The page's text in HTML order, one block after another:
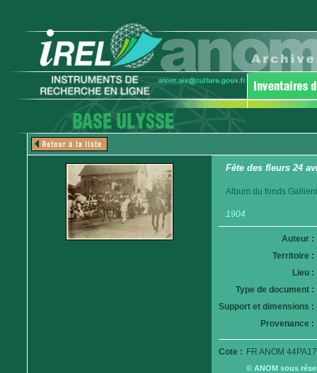
Fête des fleurs 24
Album du fonds
1904
Auteur :
Territoire :
Lieu :
Type de document :
Support et dimensions :
Provenance :
Cote : FR ANOM
© ANOM sous